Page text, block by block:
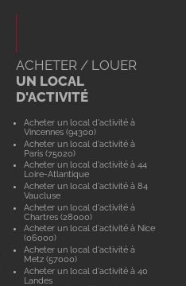
ACHETER / LOUER
UN LOCAL
D'ACTIVITÉ
Acheter un local d'activité à
Vincennes (94300)
Acheter un local d'activité à
Paris (75020)
Acheter un local d'activité à 44
Loire-Atlantique
Acheter un local d'activité à 84
Vaucluse
Acheter un local d'activité à
Chartres (28000)
Acheter un local d'activité à Nice
(06000)
Acheter un local d'activité à
Metz (57000)
Acheter un local d'activité à 40
Landes